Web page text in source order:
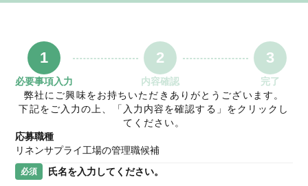
1
必要事項入力
2
内容確認
3
完了
弊社にご興味をお持ちいただきありがとうございます。
下記をご入力の上、「入力内容を確認する」をクリックし
てください。
応募職種
リネンサプライ工場の管理職候補
必須
氏名を入力してください。